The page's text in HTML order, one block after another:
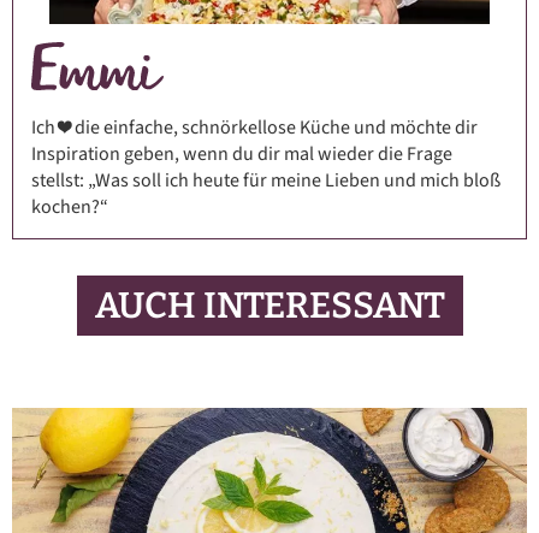
Ich ❤️ die einfache, schnörkellose Küche und möchte dir
Inspiration geben, wenn du dir mal wieder die Frage
stellst: „Was soll ich heute für meine Lieben und mich bloß
kochen?“
AUCH INTERESSANT